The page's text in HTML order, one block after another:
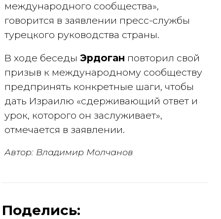
международного сообщества»,
говорится в заявлении пресс-службы
турецкого руководства страны.
В ходе беседы Эрдоган повторил свой
призыв к международному сообществу
предпринять конкретные шаги, чтобы
дать Израилю «сдерживающий ответ и
урок, которого он заслуживает»,
отмечается в заявлении.
Автор: Владимир Молчанов
Поделись: